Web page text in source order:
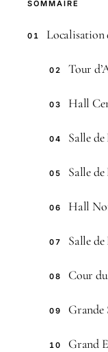
SOMMAIRE
01 Localisation
02 Tour
03 Hall
04 Salle
05 Salle
06 Hall
07 Salle
08 Cour
09 Grande
10 Grand